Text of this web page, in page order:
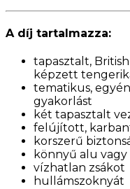
A díj tartalmazza:
tapasztalt,
képzett
tematikus,
gyakorlást
két tapasztalt
felújított,
korszerű
könnyű alu
vízhatlan zsákot
hullámszoknyát